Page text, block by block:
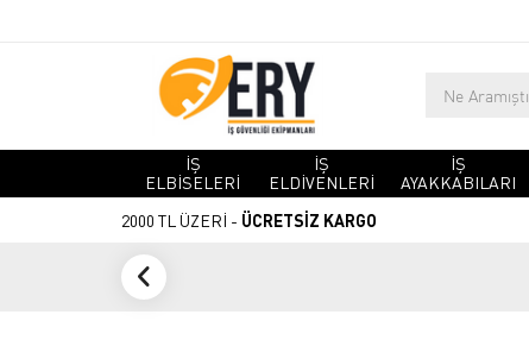
İŞ
ELBİSELERİ
İŞ
ELDİVENLERİ
İŞ
AYAKKABILARI
2000 TL ÜZERİ - ÜCRETSİZ KARGO